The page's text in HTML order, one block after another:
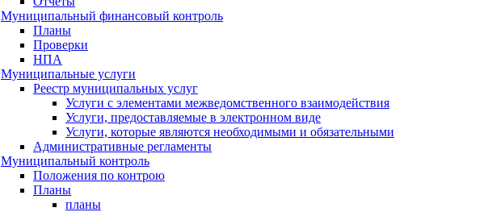
Муниципальный финансовый контроль
Планы
Проверки
НПА
Муниципальные услуги
Реестр муниципальных услуг
Услуги с элементами межведомственного взаимодействия
Услуги, предоставляемые в электронном виде
Услуги, которые являются необходимыми и обязательными
Административные регламенты
Муниципальный контроль
Положения по контрою
Планы
планы